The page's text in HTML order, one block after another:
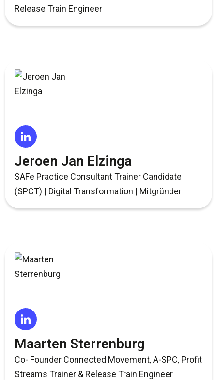
Release Train Engineer
Jeroen Jan Elzinga
SAFe Practice Consultant Trainer Candidate
(SPCT) | Digital Transformation | Mitgründer
Maarten Sterrenburg
Co- Founder Connected Movement, A-SPC, Profit
Streams Trainer & Release Train Engineer